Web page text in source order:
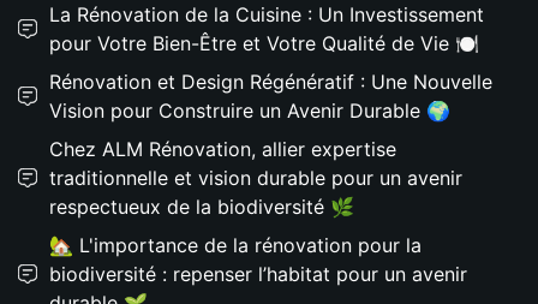
La Rénovation de la Cuisine : Un Investissement
pour Votre Bien-Être et Votre Qualité de Vie 🍽️
Rénovation et Design Régénératif : Une Nouvelle
Vision pour Construire un Avenir Durable 🌍
Chez ALM Rénovation, allier expertise
traditionnelle et vision durable pour un avenir
respectueux de la biodiversité 🌿
🏡 L'importance de la rénovation pour la
biodiversité : repenser l’habitat pour un avenir